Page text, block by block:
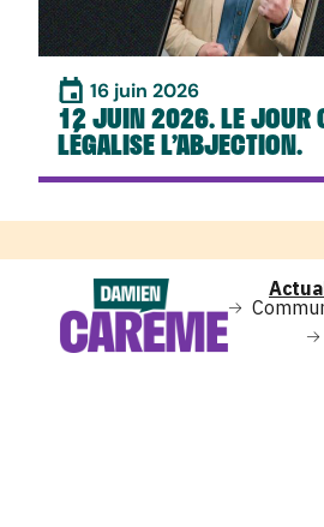
16 juin 2026
12 JUIN 2026. LE JOUR
LÉGALISE L’ABJECTION.